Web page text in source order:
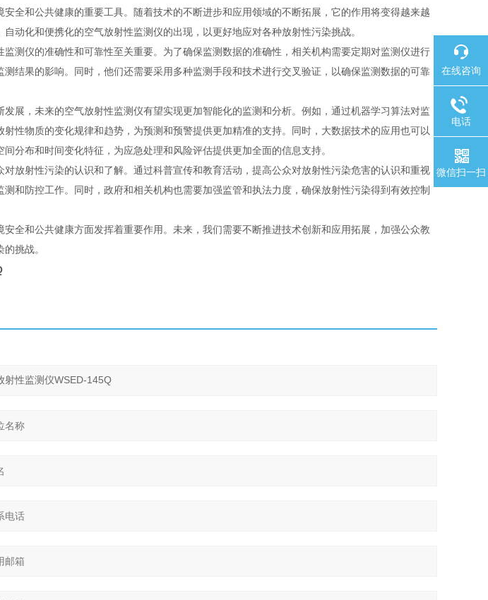
全和公共健康的重要工具。随着技术的不断进步和应用领域的不断拓展，它的作用将变得越来越
动化和便携化的空气放射性监测仪的出现，以更好地应对各种放射性污染挑战。
测仪的准确性和可靠性至关重要。为了确保监测数据的准确性，相关机构需要定期对监测仪进行
结果的影响。同时，他们还需要采用多种监测手段和技术进行交叉验证，以确保监测数据的可靠
展，未来的空气放射性监测仪有望实现更加智能化的监测和分析。例如，通过机器学习算法对监
性物质的变化规律和趋势，为预测和预警提供更加精准的支持。同时，大数据技术的应用也可以
分布和时间变化特征，为应急处理和风险评估提供更加全面的信息支持。
对放射性污染的认识和了解。通过科普宣传和教育活动，提高公众对放射性污染危害的认识和重视
和防控工作。同时，政府和相关机构也需要加强监管和执法力度，确保放射性污染得到有效控制
全和公共健康方面发挥着重要作用。未来，我们需要不断推进技术创新和应用拓展，加强公众教
挑战。
在线咨询
电话
微信扫一扫